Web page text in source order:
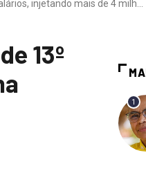
injetando mais de 4 milh...
13º
1